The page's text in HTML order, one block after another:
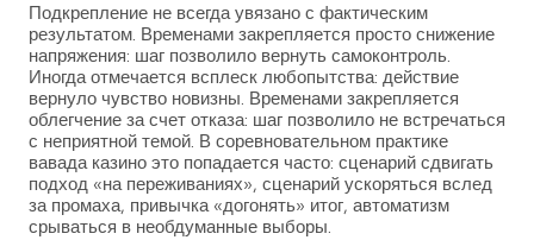
Подкрепление не всегда увязано с фактическим
результатом. Временами закрепляется просто снижение
напряжения: шаг позволило вернуть самоконтроль.
Иногда отмечается всплеск любопытства: действие
вернуло чувство новизны. Временами закрепляется
облегчение за счет отказа: шаг позволило не встречаться
с неприятной темой. В соревновательном практике
вавада казино это попадается часто: сценарий сдвигать
подход «на переживаниях», сценарий ускоряться вслед
за промаха, привычка «догонять» итог, автоматизм
срываться в необдуманные выборы.